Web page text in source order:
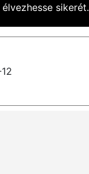
élvezhesse sikerét.